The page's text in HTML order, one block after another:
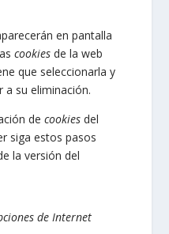
en pantalla
cookies de la web
que seleccionarla y
su eliminación.
decookies del
siga estos pasos
la versión del
de Internet